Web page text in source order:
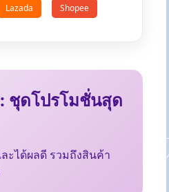
Lazada Shopee
ชุดโปรโมชั่นสุด
ะได้ผลดี รวมถึงสินค้า